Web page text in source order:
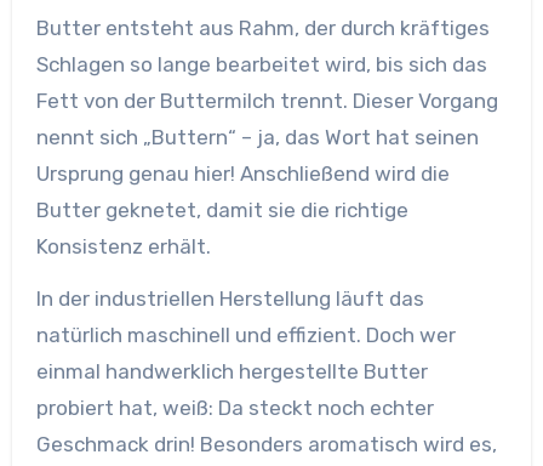
Butter entsteht aus Rahm, der durch kräftiges
Schlagen so lange bearbeitet wird, bis sich das
Fett von der Buttermilch trennt. Dieser Vorgang
nennt sich „Buttern“ – ja, das Wort hat seinen
Ursprung genau hier! Anschließend wird die
Butter geknetet, damit sie die richtige
Konsistenz erhält.
In der industriellen Herstellung läuft das
natürlich maschinell und effizient. Doch wer
einmal handwerklich hergestellte Butter
probiert hat, weiß: Da steckt noch echter
Geschmack drin! Besonders aromatisch wird es,